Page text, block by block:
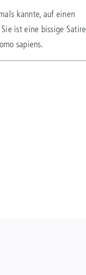
kannte, auf einen
ist eine bissige Satire
sapiens.